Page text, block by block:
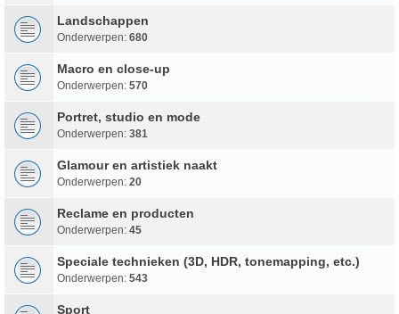
Landschappen
Onderwerpen: 680
Macro en close-up
Onderwerpen: 570
Portret, studio en mode
Onderwerpen: 381
Glamour en artistiek naakt
Onderwerpen: 20
Reclame en producten
Onderwerpen: 45
Speciale technieken (3D, HDR, tonemapping, etc.)
Onderwerpen: 543
Sport